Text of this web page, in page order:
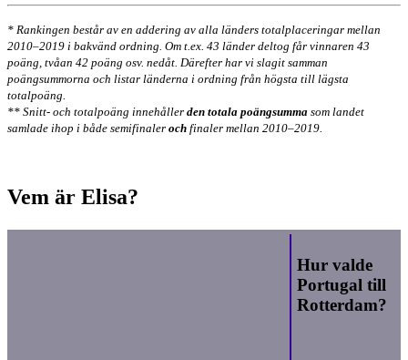
* Rankingen består av en addering av alla länders totalplaceringar mellan
2010–2019 i bakvänd ordning. Om t.ex. 43 länder deltog får vinnaren 43
poäng, tvåan 42 poäng osv. nedåt. Därefter har vi slagit samman
poängsummorna och listar länderna i ordning från högsta till lägsta
totalpoäng.
** Snitt- och totalpoäng innehåller den totala poängsumma som landet
samlade ihop i både semifinaler och finaler mellan 2010–2019.
Vem är Elisa?
Hur valde
Portugal till
Rotterdam?